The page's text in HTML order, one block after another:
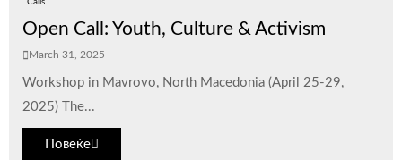
Calls
Open Call: Youth, Culture & Activism
March 31, 2025
Workshop in Mavrovo, North Macedonia (April 25-29,
2025) The...
Повеќе